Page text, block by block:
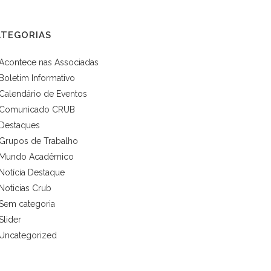
nas Associadas
Informativo
de Eventos
CRUB
de Trabalho
Acadêmico
Destaque
Crub
categoria